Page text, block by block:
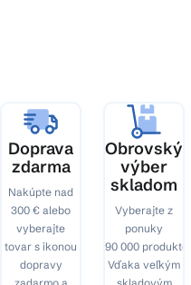
Doprava
zdarma
Nakúpte nad
300 € alebo
vyberajte
tovar s ikonou
dopravy
Obrovský
výber
skladom
Vyberajte z
ponuky
90 000 produktov.
Vďaka veľkým